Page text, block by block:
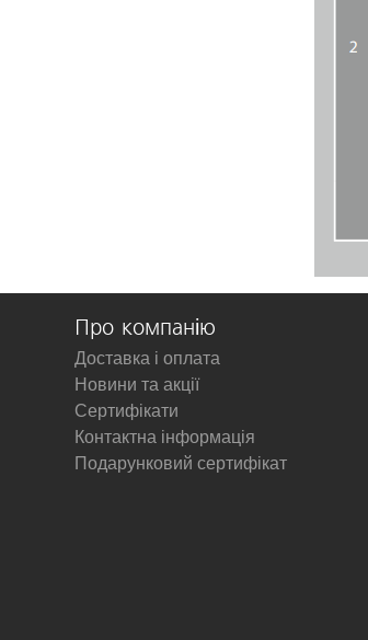
Про компанію
Доставка і оплата
Новини та акції
Сертифікати
Контактна інформація
Подарунковий сертифікат